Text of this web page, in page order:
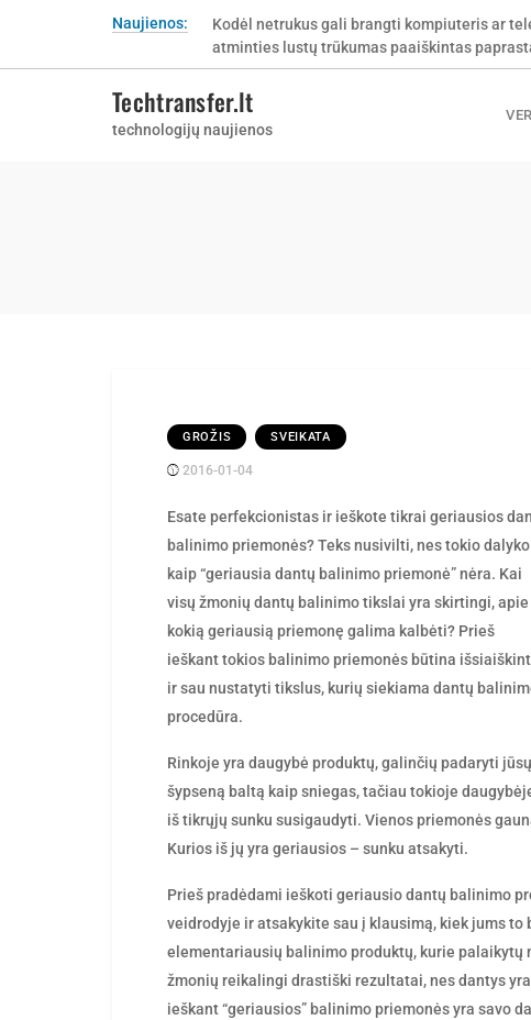
Naujienos:
Kodėl netrukus gali brangti kompiuteris ar
atminties lustų trūkumas paaiškintas
Techtransfer.lt
technologijų naujienos
GROŽIS SVEIKATA
2016-01-04
by
Esate perfekcionistas ir ieškote tikrai geriausios
balinimo priemonės? Teks nusivilti, nes tokio dalyko
kaip “geriausia dantų balinimo priemonė” nėra. Kai
visų žmonių dantų balinimo tikslai yra skirtingi, apie
kokią geriausią priemonę galima kalbėti? Prieš
ieškant tokios balinimo priemonės būtina
ir sau nustatyti tikslus, kurių siekiama dantų
procedūra.
Rinkoje yra daugybė produktų, galinčių padaryti jūsų
šypseną baltą kaip sniegas, tačiau tokioje
iš tikrųjų sunku susigaudyti. Vienos priemonės
Kurios iš jų yra geriausios – sunku atsakyti.
Prieš pradėdami ieškoti geriausio dantų balinimo
veidrodyje ir atsakykite sau į klausimą, kiek jums
elementariausių balinimo produktų, kurie
žmonių reikalingi drastiški rezultatai, nes dantys
ieškant “geriausios” balinimo priemonės yra savo